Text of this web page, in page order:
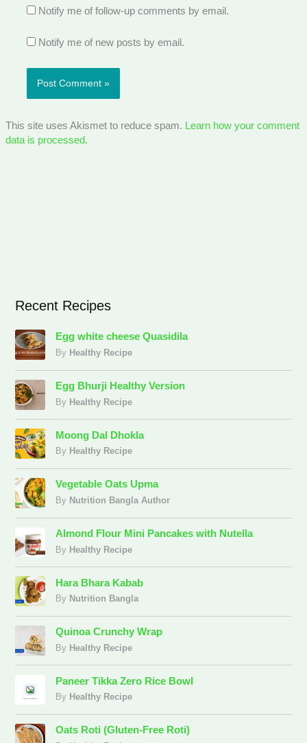
Notify me of follow-up comments by email.
Notify me of new posts by email.
This site uses Akismet to reduce spam. Learn how your comment
data is processed.
Recent Recipes
Egg white cheese Quasidila
By Healthy Recipe
Egg Bhurji Healthy Version
By Healthy Recipe
Moong Dal Dhokla
By Healthy Recipe
Vegetable Oats Upma
By Nutrition Bangla Author
Almond Flour Mini Pancakes with Nutella
By Healthy Recipe
Hara Bhara Kabab
By Nutrition Bangla
Quinoa Crunchy Wrap
By Healthy Recipe
Paneer Tikka Zero Rice Bowl
By Healthy Recipe
Oats Roti (Gluten-Free Roti)